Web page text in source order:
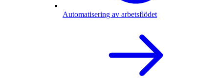
Automatisering av arbetsflödet